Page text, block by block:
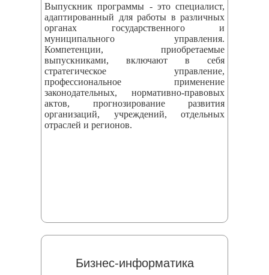
Выпускник программы - это специалист,
адаптированный для работы в различных
органах государственного и
муниципального управления.
Компетенции, приобретаемые
выпускниками, включают в себя
стратегическое управление,
профессиональное применение
законодательных, нормативно-правовых
актов, прогнозирование развития
организаций, учреждений, отдельных
отраслей и регионов.
Бизнес-информатика